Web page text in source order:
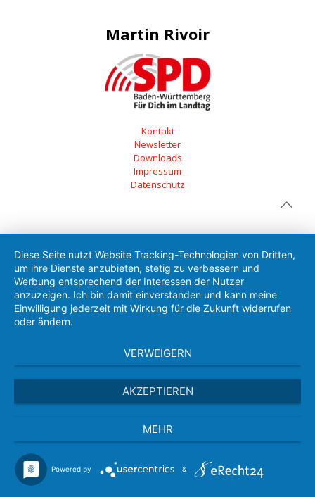
Martin Rivoir
Kontakt
Newsletter
Downloads
Impressum
Datenschutz
Diese Seite nutzt Website Tracking-Technologien von Dritten,
um ihre Dienste anzubieten, stetig zu verbessern und
Werbung entsprechend der Interessen der Nutzer
anzuzeigen. Ich bin damit einverstanden und kann meine
Einwilligung jederzeit mit Wirkung für die Zukunft widerrufen
oder ändern.
VERWEIGERN
AKZEPTIEREN
MEHR
Powered by &